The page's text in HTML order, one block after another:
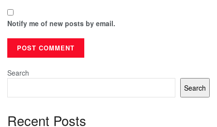
Notify me of new posts by email.
Search
Search
Recent Posts